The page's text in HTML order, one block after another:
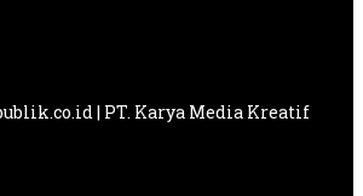
| PT. Karya Media Kreatif